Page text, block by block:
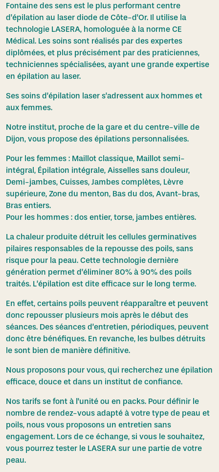
Fontaine des sens est le plus performant centre
d’épilation au laser diode de Côte-d'Or. Il utilise la
technologie LASERA, homologuée à la norme CE
Médical. Les soins sont réalisés par des expertes
diplômées, et plus précisément par des praticiennes,
techniciennes spécialisées, ayant une grande expertise
en épilation au laser.
Ses soins d’épilation laser s’adressent aux hommes et
aux femmes.
Notre institut, proche de la gare et du centre-ville de
Dijon, vous propose des épilations personnalisées.
Pour les femmes : Maillot classique, Maillot semi-
intégral, Épilation intégrale, Aisselles sans douleur,
Demi-jambes, Cuisses, Jambes complètes, Lèvre
supérieure, Zone du menton, Bas du dos, Avant-bras,
Bras entiers.
Pour les hommes : dos entier, torse, jambes entières.
La chaleur produite détruit les cellules germinatives
pilaires responsables de la repousse des poils, sans
risque pour la peau. Cette technologie dernière
génération permet d’éliminer 80% à 90% des poils
traités. L’épilation est dite efficace sur le long terme.
En effet, certains poils peuvent réapparaître et peuvent
donc repousser plusieurs mois après le début des
séances. Des séances d’entretien, périodiques, peuvent
donc être bénéfiques. En revanche, les bulbes détruits
le sont bien de manière définitive.
Nous proposons pour vous, qui recherchez une épilation
efficace, douce et dans un institut de confiance.
Nos tarifs se font à l'unité ou en packs. Pour définir le
nombre de rendez-vous adapté à votre type de peau et
poils, nous vous proposons un entretien sans
engagement. Lors de ce échange, si vous le souhaitez,
vous pourrez tester le LASERA sur une partie de votre
peau.